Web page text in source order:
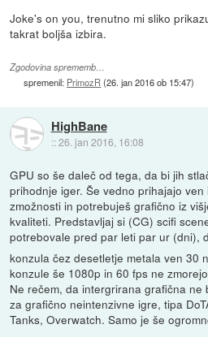
Joke's on you, trenutno mi sliko
takrat boljša izbira.
Zgodovina sprememb…
spremenil: PrimozR (26. jan 2016 ob 15:47)
HighBane
::26. jan 2016, 16:08
GPU so še daleč od tega, da bi jih
prihodnje iger. Še vedno prihajajo
zmožnosti in potrebuješ grafično iz
kvaliteti. Predstavljaj si (CG) scifi
potrebovale pred par leti par ur (dni),
konzula čez desetletje metala ven 30
konzule še 1080p in 60 fps ne
Ne rečem, da intergrirana grafična
za grafično neintenzivne igre, tipa
Tanks, Overwatch. Samo je še